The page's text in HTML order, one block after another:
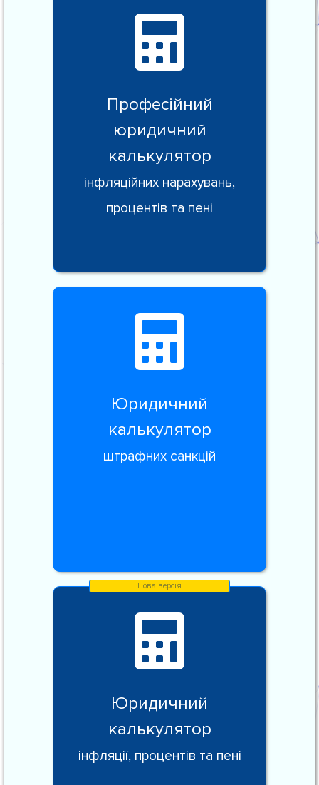
Професійний
юридичний
калькулятор
інфляційних нарахувань,
процентів та пені
Юридичний
калькулятор
штрафних санкцій
Юридичний
калькулятор
інфляції, процентів та пені